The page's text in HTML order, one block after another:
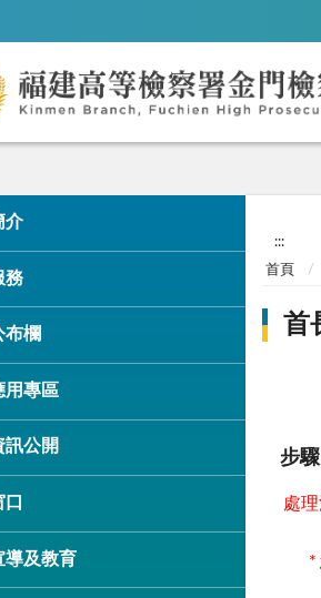
介
務
布欄
用專區
訊公開
導及教育
:::
首頁
首
步
處
*